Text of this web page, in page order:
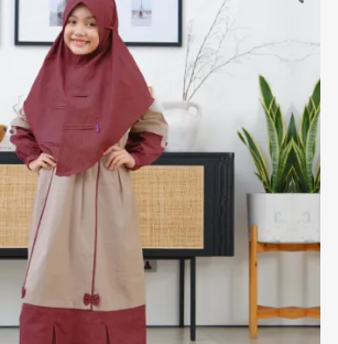
Dewasa
Dewasa
Anak-anak